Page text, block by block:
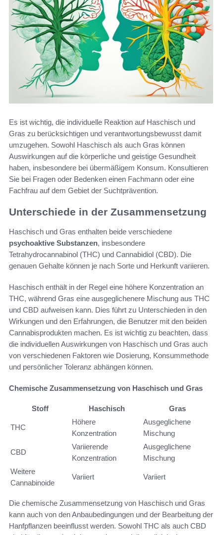
Es ist wichtig, die individuelle Reaktion auf Haschisch und
Gras zu berücksichtigen und verantwortungsbewusst damit
umzugehen. Sowohl Haschisch als auch Gras können
Auswirkungen auf die körperliche und geistige Gesundheit
haben, insbesondere bei übermäßigem Konsum. Konsultieren
Sie bei Fragen oder Bedenken einen Fachmann oder eine
Fachfrau auf dem Gebiet der Suchtprävention.
Unterschiede in der Zusammensetzung
Haschisch und Gras enthalten beide verschiedene
psychoaktive Substanzen, insbesondere
Tetrahydrocannabinol (THC) und Cannabidiol (CBD). Die
genauen Gehalte können je nach Sorte und Herkunft variieren.
Haschisch enthält in der Regel eine höhere Konzentration an
THC, während Gras eine ausgeglichenere Mischung aus THC
und CBD aufweisen kann. Dies führt zu Unterschieden in den
Wirkungen und den Erfahrungen, die Benutzer mit den beiden
Cannabisprodukten machen. Es ist wichtig zu beachten, dass
die individuellen Auswirkungen von Haschisch und Gras auch
von verschiedenen Faktoren wie Dosierung, Konsummethode
und persönlicher Toleranz abhängen können.
Chemische Zusammensetzung von Haschisch und Gras
Stoff Haschisch Gras
THC
Höhere
Konzentration
Ausgeglichene
Mischung
CBD
Variierende
Konzentration
Ausgeglichene
Mischung
Weitere
Cannabinoide
Variiert Variiert
Die chemische Zusammensetzung von Haschisch und Gras
kann auch von den Anbaubedingungen und der Bearbeitung der
Hanfpflanzen beeinflusst werden. Sowohl THC als auch CBD